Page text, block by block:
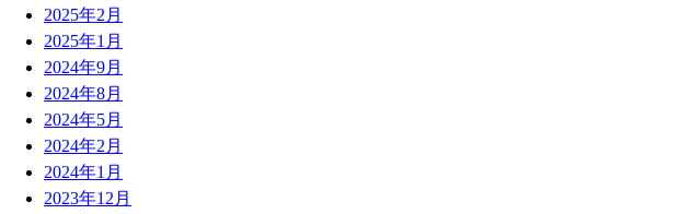
2025年2月
2025年1月
2024年9月
2024年8月
2024年5月
2024年2月
2024年1月
2023年12月